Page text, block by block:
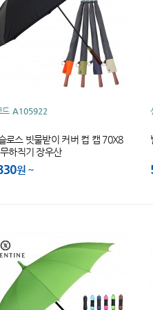
드 A105922
로스 빗물받이 커버 컵 캡 70X8
하직기 장우산
원